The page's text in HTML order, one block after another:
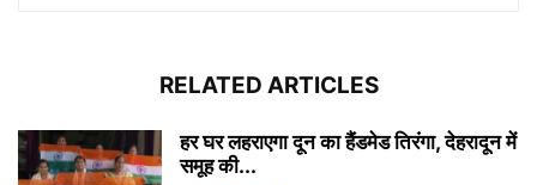
RELATED ARTICLES
हर घर लहराएगा दून का हैंडमेड तिरंगा, देहरादून में
समूह की...